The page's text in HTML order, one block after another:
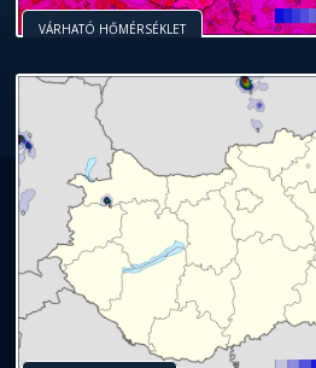
VÁRHATÓ HŐMÉRSÉKLET